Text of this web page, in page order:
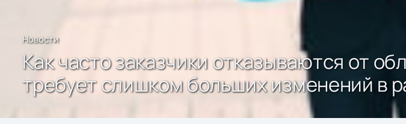
Новости
Как часто заказчики отказываются от
требует слишком больших изменений в